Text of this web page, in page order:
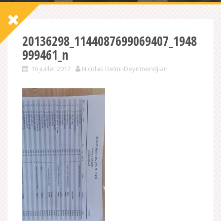
20136298_1144087699069407_1948
999461_n
16 juillet 2017 Nicolas Delmi-Deyirmendjian